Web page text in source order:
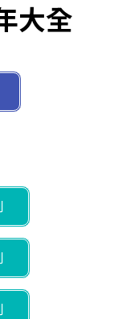
大全